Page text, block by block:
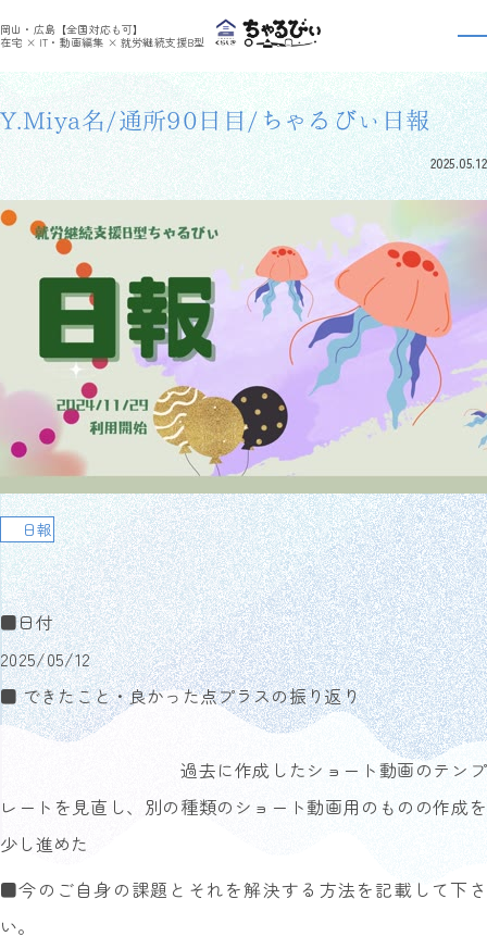
岡山・広島【全国対応も可】
在宅 × IT・動画編集 × 就労継続支援B型
利用者さんの日報 >
利用者さんの日報
Y.Miya名/通所90日目/ちゃるびぃ日報
2025.05.12
日報
■日付
2025/05/12
■ できたこと・良かった点プラスの振り返り
過去に作成したショート動画のテンプ
レートを見直し、別の種類のショート動画用のものの作成を
少し進めた
■今のご自身の課題とそれを解決する方法を記載して下さ
い。